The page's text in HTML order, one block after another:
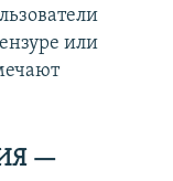
или
—